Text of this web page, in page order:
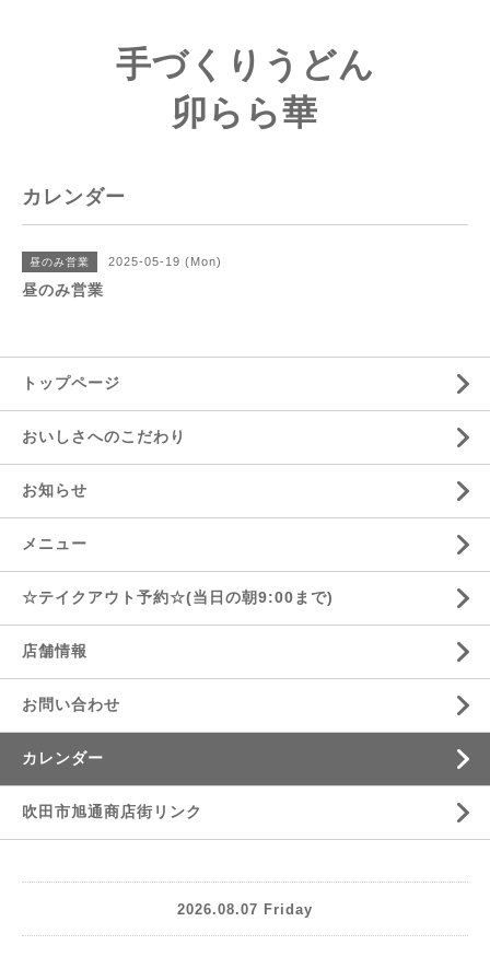
手づくりうどん
卯らら華
カレンダー
昼のみ営業 2025-05-19 (Mon)
昼のみ営業
トップページ
おいしさへのこだわり
お知らせ
メニュー
☆テイクアウト予約☆(当日の朝9:00まで)
店舗情報
お問い合わせ
カレンダー
吹田市旭通商店街リンク
2026.08.07 Friday